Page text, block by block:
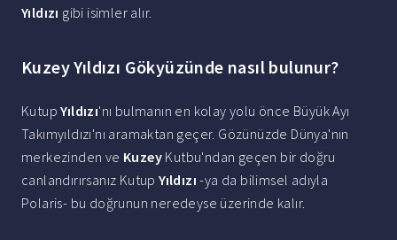
Yıldızı gibi isimler alır.
Kuzey Yıldızı Gökyüzünde nasıl bulunur?
KutupYıldızı'nı bulmanın en kolay yolu önce Büyük Ayı
Takımyıldızı'nı aramaktan geçer. Gözünüzde Dünya'nın
merkezinden ve Kuzey Kutbu'ndan geçen bir doğru
canlandırırsanız KutupYıldızı -ya da bilimsel adıyla
Polaris- bu doğrunun neredeyse üzerinde kalır.